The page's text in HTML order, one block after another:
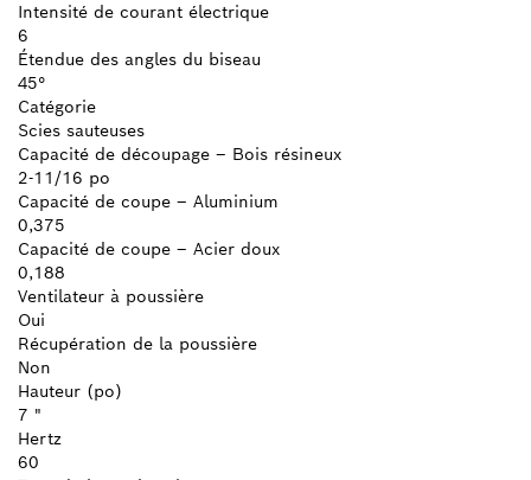
Intensité de courant électrique
6
Étendue des angles du biseau
45°
Catégorie
Scies sauteuses
Capacité de découpage – Bois résineux
2-11/16 po
Capacité de coupe – Aluminium
0,375
Capacité de coupe – Acier doux
0,188
Ventilateur à poussière
Oui
Récupération de la poussière
Non
Hauteur (po)
7 "
Hertz
60